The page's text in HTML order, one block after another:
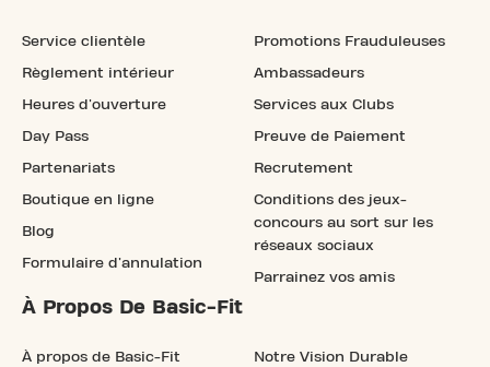
Service clientèle
Règlement intérieur
Heures d'ouverture
Day Pass
Partenariats
Boutique en ligne
Blog
Formulaire d'annulation
Promotions Frauduleuses
Ambassadeurs
Services aux Clubs
Preuve de Paiement
Recrutement
Conditions des jeux-
concours au sort sur les
réseaux sociaux
Parrainez vos amis
À Propos De Basic-Fit
À propos de Basic-Fit Notre Vision Durable